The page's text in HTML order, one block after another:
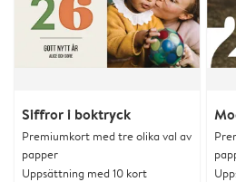
Siffror i boktryck
Premiumkort med tre olika val av
papper
Uppsättning med 10 kort